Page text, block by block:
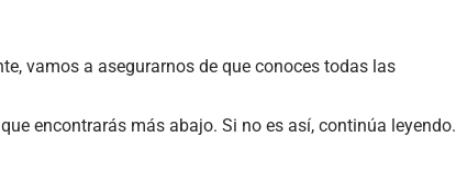
vamos a asegurarnos de que conoces todas las
encontrarás más abajo. Si no es así, continúa leyendo.